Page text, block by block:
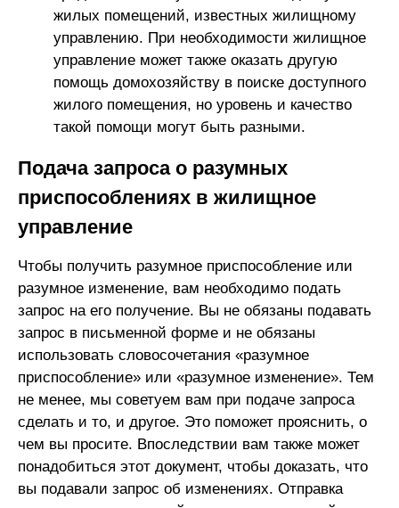
жилых помещений, известных жилищному
управлению. При необходимости жилищное
управление может также оказать другую
помощь домохозяйству в поиске доступного
жилого помещения, но уровень и качество
такой помощи могут быть разными.
Подача запроса о разумных
приспособлениях в жилищное
управление
Чтобы получить разумное приспособление или
разумное изменение, вам необходимо подать
запрос на его получение. Вы не обязаны подавать
запрос в письменной форме и не обязаны
использовать словосочетания «разумное
приспособление» или «разумное изменение». Тем
не менее, мы советуем вам при подаче запроса
сделать и то, и другое. Это поможет прояснить, о
чем вы просите. Впоследствии вам также может
понадобиться этот документ, чтобы доказать, что
вы подавали запрос об изменениях. Отправка